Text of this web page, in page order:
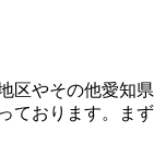
区やその他愛知県
ております。まず